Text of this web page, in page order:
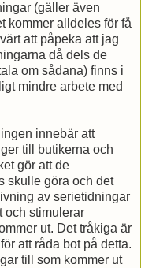
(gäller även
kommer alldeles för få
att påpeka att jag
då dels de
om sådana) finns i
mindre arbete med
innebär att
till butikerna och
gör att de
skulle göra och det
av serietidningar
och stimulerar
ut. Det tråkiga är
att råda bot på detta.
till som kommer ut